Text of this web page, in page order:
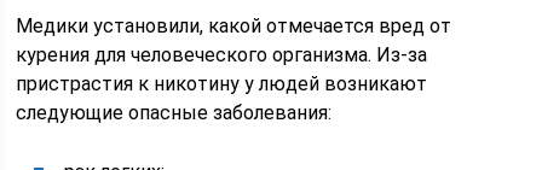
Медики установили, какой отмечается вред от
курения для человеческого организма. Из-за
пристрастия к никотину у людей возникают
следующие опасные заболевания: